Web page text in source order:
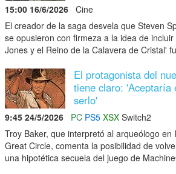
15:00 16/6/2026 Cine
El creador de la saga desvela que Steven
se opusieron con firmeza a la idea de
Jones y el Reino de la Calavera de Cristal'
El protagonista del
tiene claro: 'Aceptaría
serlo'
9:45 24/5/2026 PC PS5 XSX Switch2
Troy Baker, que interpretó al arqueólogo
Great Circle, comenta la posibilidad de
una hipotética secuela del juego de